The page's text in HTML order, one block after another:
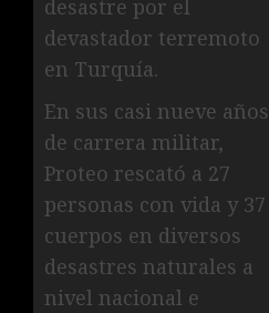
desastre por el
devastador terremoto
en Turquía.
En sus casi nueve años
de carrera militar,
Proteo rescató a 27
personas con vida y 37
cuerpos en diversos
desastres naturales a
nivel nacional e